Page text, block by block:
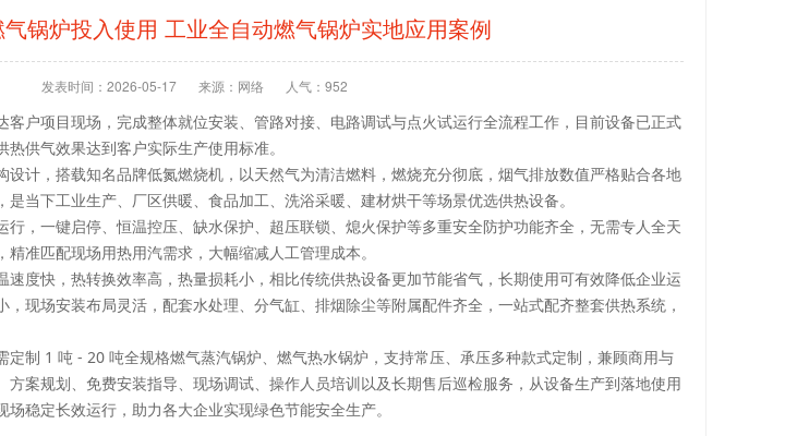
锅炉投入使用 工业全自动燃气锅炉实地应用案例
发表时间：2026-05-17 来源：网络 人气： 952
客户项目现场，完成整体就位安装、管路对接、电路调试与点火试运行全流程工作，目前设备已正式
供气效果达到客户实际生产使用标准。
计，搭载知名品牌低氮燃烧机，以天然气为清洁燃料，燃烧充分彻底，烟气排放数值严格贴合各地
当下工业生产、厂区供暖、食品加工、洗浴采暖、建材烘干等场景优选供热设备。
，一键启停、恒温控压、缺水保护、超压联锁、熄火保护等多重安全防护功能齐全，无需专人全天
准匹配现场用热用汽需求，大幅缩减人工管理成本。
度快，热转换效率高，热量损耗小，相比传统供热设备更加节能省气，长期使用可有效降低企业运
现场安装布局灵活，配套水处理、分气缸、排烟除尘等附属配件齐全，一站式配齐整套供热系统，
制 1 吨 - 20 吨全规格燃气蒸汽锅炉、燃气热水锅炉，支持常压、承压多种款式定制，兼顾商用与
案规划、免费安装指导、现场调试、操作人员培训以及长期售后巡检服务，从设备生产到落地使用
稳定长效运行，助力各大企业实现绿色节能安全生产。